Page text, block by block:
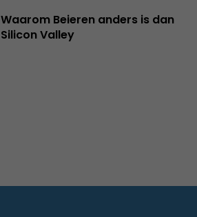
Waarom Beieren anders is dan
Silicon Valley